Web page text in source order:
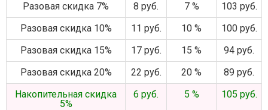
Разовая скидка 7%
8 руб. 7 %
103 руб.
Разовая скидка 10%
11 руб. 10 %
100 руб.
Разовая скидка 15%
17 руб. 15 %
94 руб.
Разовая скидка 20%
22 руб. 20 %
89 руб.
Накопительная скидка
5%
6 руб. 5 % 105 руб.